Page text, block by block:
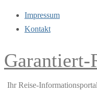
Impressum
Kontakt
Garantiert-
Ihr Reise-